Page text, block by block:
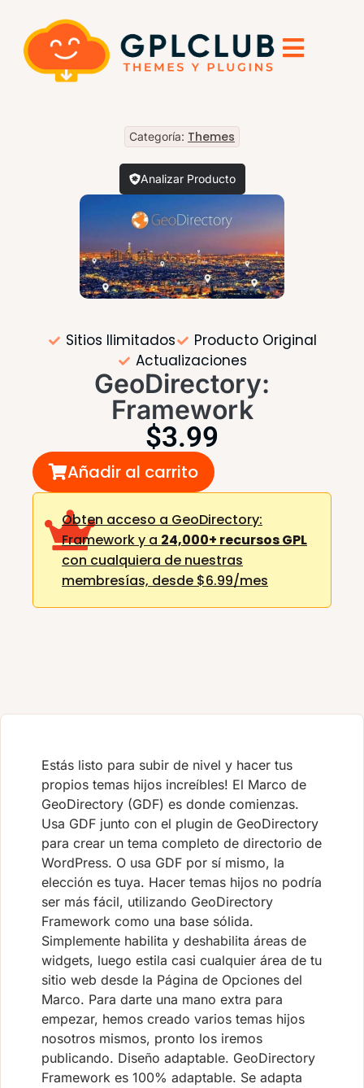
Categoría: Themes
Analizar Producto
Sitios Ilimitados
Producto Original
Actualizaciones
GeoDirectory:
Framework
$3.99
Añadir al carrito
Obten acceso a GeoDirectory:
Framework y a 24,000+ recursos GPL
con cualquiera de nuestras
membresías, desde $6.99/mes
Estás listo para subir de nivel y hacer tus
propios temas hijos increíbles! El Marco de
GeoDirectory (GDF) es donde comienzas.
Usa GDF junto con el plugin de GeoDirectory
para crear un tema completo de directorio de
WordPress. O usa GDF por sí mismo, la
elección es tuya. Hacer temas hijos no podría
ser más fácil, utilizando GeoDirectory
Framework como una base sólida.
Simplemente habilita y deshabilita áreas de
widgets, luego estila casi cualquier área de tu
sitio web desde la Página de Opciones del
Marco. Para darte una mano extra para
empezar, hemos creado varios temas hijos
nosotros mismos, pronto los iremos
publicando. Diseño adaptable. GeoDirectory
Framework es 100% adaptable. Se adapta